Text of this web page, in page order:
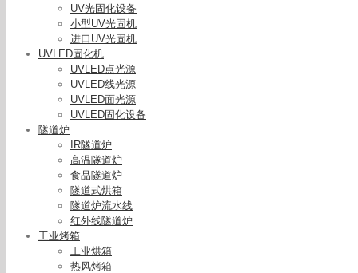
UV光固化设备
小型UV光固机
进口UV光固机
UVLED固化机
UVLED点光源
UVLED线光源
UVLED面光源
UVLED固化设备
隧道炉
IR隧道炉
高温隧道炉
食品隧道炉
隧道式烘箱
隧道炉流水线
红外线隧道炉
工业烤箱
工业烘箱
热风烤箱